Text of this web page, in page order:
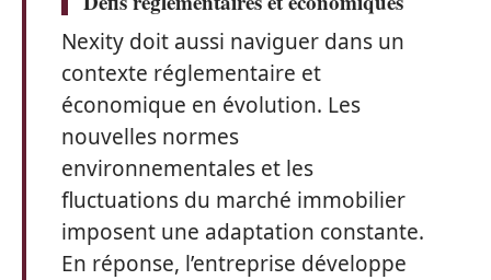
Nexity doit aussi naviguer dans un
contexte réglementaire et
économique en évolution. Les
nouvelles normes
environnementales et les
fluctuations du marché immobilier
imposent une adaptation constante.
En réponse, l’entreprise développe